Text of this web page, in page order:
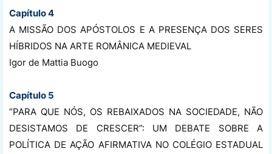
Capítulo 4
A MISSÃO DOS APÓSTOLOS E A PRESENÇA DOS SERES
HÍBRIDOS NA ARTE ROMÂNICA MEDIEVAL
Igor de Mattia Buogo
Capítulo 5
“PARA QUE NÓS, OS REBAIXADOS NA SOCIEDADE, NÃO
DESISTAMOS DE CRESCER”: UM DEBATE SOBRE A
POLÍTICA DE AÇÃO AFIRMATIVA NO COLÉGIO ESTADUAL